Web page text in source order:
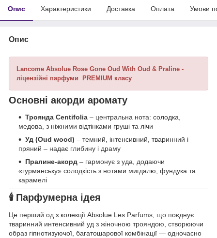
Опис Характеристики Доставка Оплата Умови
Опис
Lancome Absolue Rose Gone Oud With Oud & Praline -
ліцензійні парфуми PREMIUM класу
Основні акорди аромату
Троянда Centifolia – центральна нота: солодка,
медова, з ніжними відтінками груші та лічи
Уд (Oud wood) – темний, інтенсивний, тваринний і
пряний – надає глибину і драму
Пралине‑акорд – гармонує з уда, додаючи
«гурманську» солодкість з нотами мигдалю, фундука та
карамелі
🕯 Парфумерна ідея
Це перший од з колекції Absolue Les Parfums, що поєднує
тваринний интенсивний уд з жіночною трояндою, створюючи
образ гіпнотизуючої, багатошарової комбінації — одночасно